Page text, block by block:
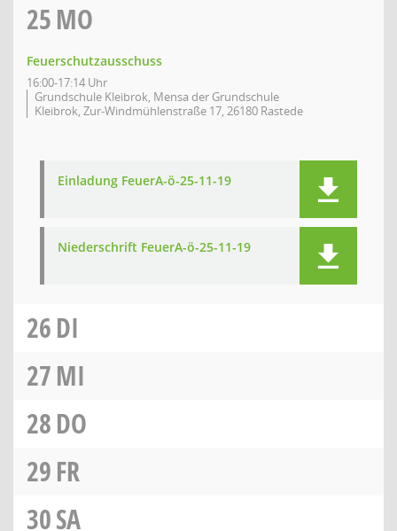
25MO
Feuerschutzausschuss
16:00-17:14 Uhr
Grundschule Kleibrok, Mensa der Grundschule
Kleibrok, Zur-Windmühlenstraße 17, 26180 Rastede
Einladung FeuerA-ö-25-11-19
Niederschrift FeuerA-ö-25-11-19
26DI
27MI
28DO
29FR
30SA